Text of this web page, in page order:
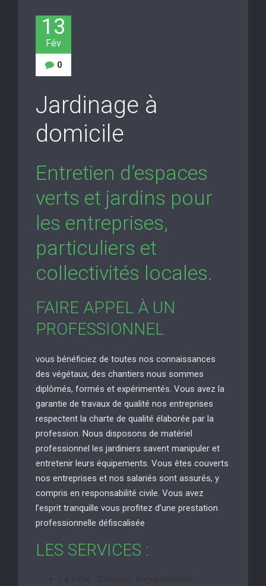
13
Fév
0
Jardinage à
domicile
Entretien d’espaces
verts et jardins pour
les entreprises,
particuliers et
collectivités locales.
FAIRE APPEL À UN
PROFESSIONNEL
vous bénéficiez de toutes nos connaissances
des végétaux, des chantiers nous sommes
diplômés, formés et expérimentés. Vous avez la
garantie de travaux de qualité nos entreprises
respectent la charte de qualité élaborée par la
profession. Nous disposons de matériel
professionnel les jardiniers savent manipuler et
entretenir leurs équipements. Vous êtes couverts
nos entreprises et nos salariés sont assurés, y
compris en responsabilité civile. Vous avez
l’esprit tranquille vous profitez d’une prestation
professionnelle défiscalisée
LES SERVICES :